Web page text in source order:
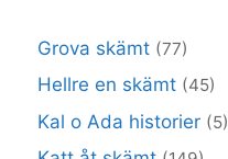
Grova skämt (77)
Hellre en skämt (45)
Kal o Ada historier (5)